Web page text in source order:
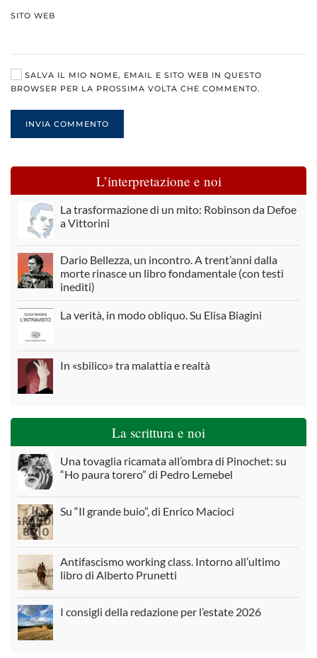
SITO WEB
SALVA IL MIO NOME, EMAIL E SITO WEB IN QUESTO
BROWSER PER LA PROSSIMA VOLTA CHE COMMENTO.
INVIA COMMENTO
L’interpretazione e noi
La trasformazione di un mito: Robinson da Defoe
a Vittorini
Dario Bellezza, un incontro. A trent’anni dalla
morte rinasce un libro fondamentale (con testi
inediti)
La verità, in modo obliquo. Su Elisa Biagini
In «sbilico» tra malattia e realtà
La scrittura e noi
Una tovaglia ricamata all’ombra di Pinochet: su
“Ho paura torero” di Pedro Lemebel
Su “Il grande buio”, di Enrico Macioci
Antifascismo working class. Intorno all’ultimo
libro di Alberto Prunetti
I consigli della redazione per l’estate 2026